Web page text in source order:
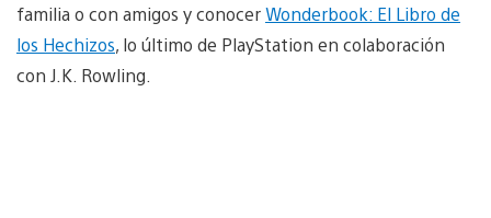
familia o con amigos y conocerWonderbook: El Libro de
los Hechizos, lo último de PlayStation en colaboración
con J.K. Rowling.